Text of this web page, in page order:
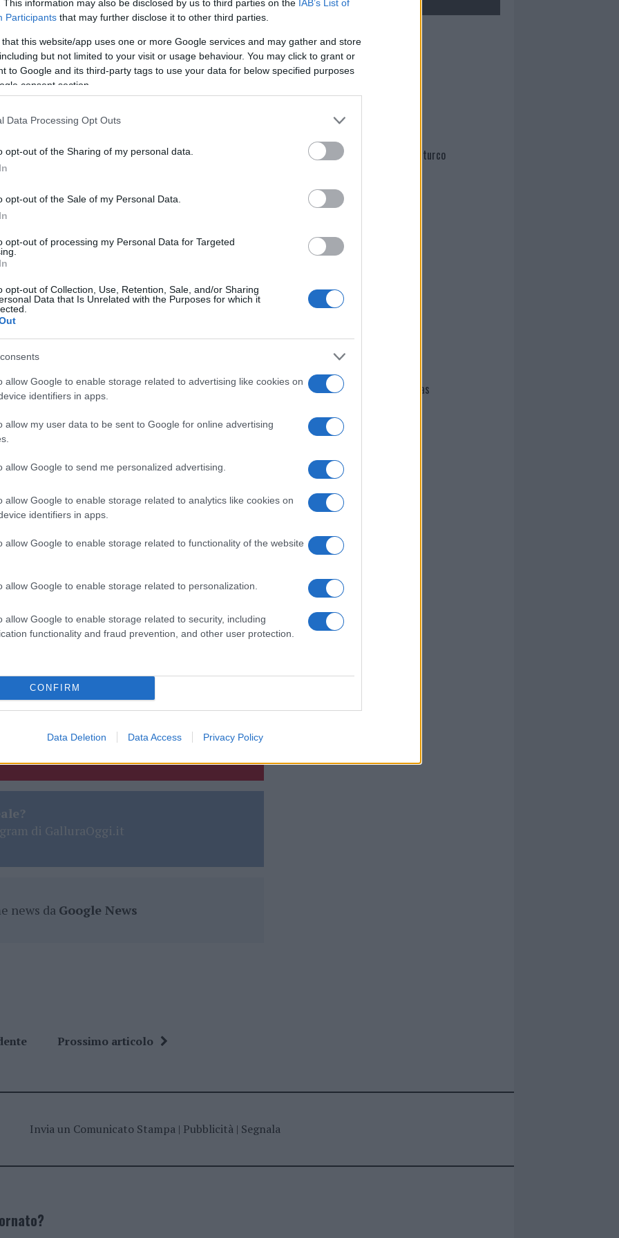
This information may also be disclosed by us to third parties on the IAB’s List of
Participants that may further disclose it to other third parties.
that this website/app uses one or more Google services and may gather and store
but not limited to your visit or usage behaviour. You may click to grant or
to Google and its third-party tags to use your data for below specified purposes
consent section.
Data Processing Opt Outs
opt-out of the Sharing of my personal data.
opt-out of the Sale of my Personal Data.
opt-out of processing my Personal Data for Targeted
opt-out of Collection, Use, Retention, Sale, and/or Sharing
Data that Is Unrelated with the Purposes for which it
allow Google to enable storage related to advertising like cookies on
identifiers in apps.
allow my user data to be sent to Google for online advertising
allow Google to send me personalized advertising.
allow Google to enable storage related to analytics like cookies on
identifiers in apps.
allow Google to enable storage related to functionality of the website
allow Google to enable storage related to personalization.
allow Google to enable storage related to security, including
functionality and fraud prevention, and other user protection.
CONFIRM
Data Deletion Data Access Privacy Policy
Direttore di GenioDife Generale Ispettore
Comando Marittimo Autonomo Ovest
, la Soprintendente Archeologia, belle
e Nuoro ArchitettoIsabella Fera, il
Studi di Cagliari, professor
di VascelloFrancesco Maffiola.
deterioramento che avevano reso
il transito in prossimità delle mura
ai visitatori. I lavori di restauro sono
competente Soprintendenza di Sassari in
con GenioDife e lo Stato Maggiore della
illustrati dalla professoressa architetto
progettista delle opere insieme
la professoressa
alcuni studi di riqualificazione del
elaborati nell’ambito della partnership in
la dottoressaAssunta Maria Pastò
del sistema difensivo costiero
cliccandoqui
nella sezioneLogindal menù del sito o
Felice La Maddalena
i tuoi video e le tue foto
+39 345 356 7512
di GalluraOggi.it
news da Google News
Prossimo articolo
Mario Malu
Paolo Pinna
Martina Agostina Diturco
Giovannimaria Cabras
Invia un Comunicato Stampa| Pubblicità| Segnala